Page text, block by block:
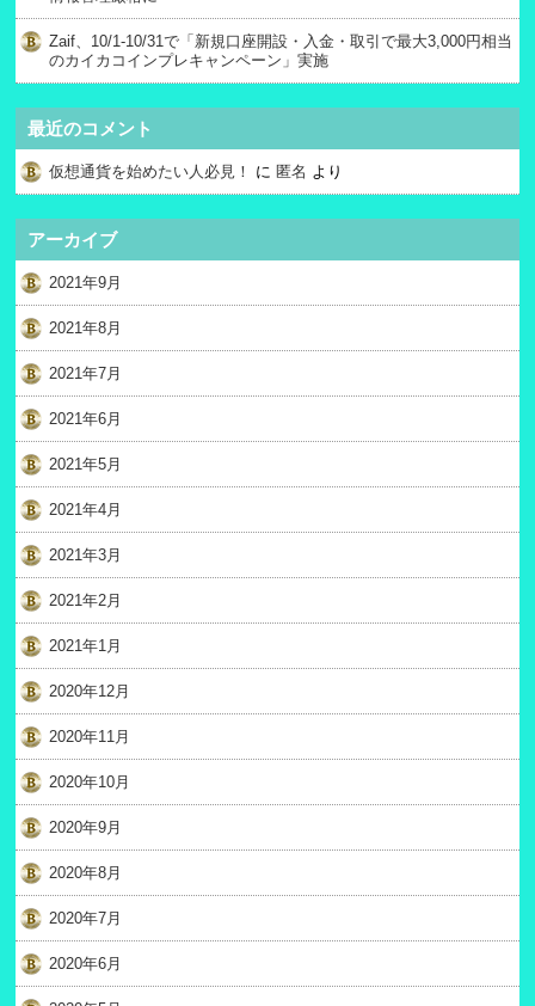
Zaif、10/1-10/31で「新規口座開設・入金・取引で最大3,000円相当
のカイカコインプレキャンペーン」実施
最近のコメント
仮想通貨を始めたい人必見！ に 匿名 より
アーカイブ
2021年9月
2021年8月
2021年7月
2021年6月
2021年5月
2021年4月
2021年3月
2021年2月
2021年1月
2020年12月
2020年11月
2020年10月
2020年9月
2020年8月
2020年7月
2020年6月